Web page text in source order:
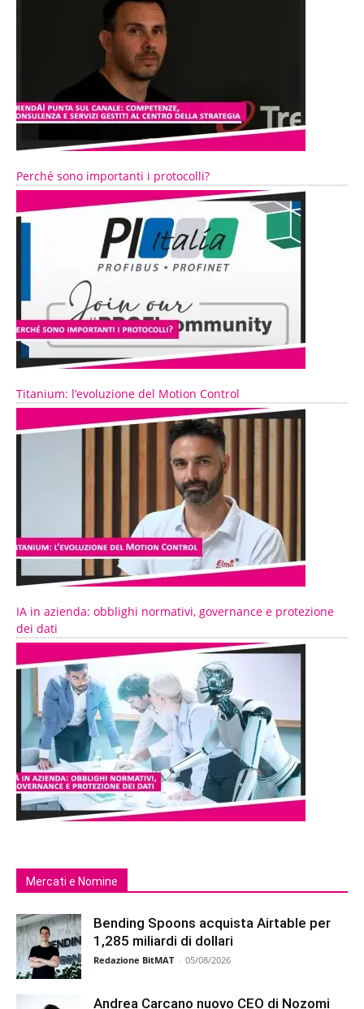
Perché sono importanti i protocolli?
Titanium: l’evoluzione del Motion Control
IA in azienda: obblighi normativi, governance e protezione
dei dati
Mercati e Nomine
Bending Spoons acquista Airtable per
1,285 miliardi di dollari
Redazione BitMAT - 05/08/2026
Andrea Carcano nuovo CEO di Nozomi